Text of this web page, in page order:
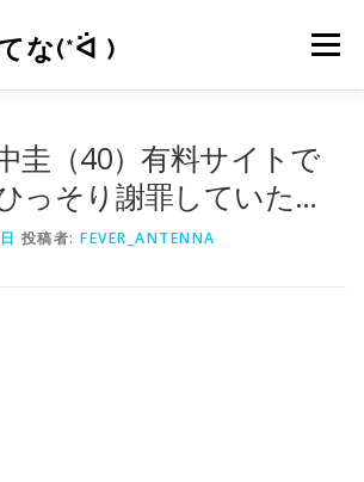
な(*ᐛ ) メニュー
圭（40）有料サイトで
っそり謝罪していた…
投稿者: FEVER_ANTENNA